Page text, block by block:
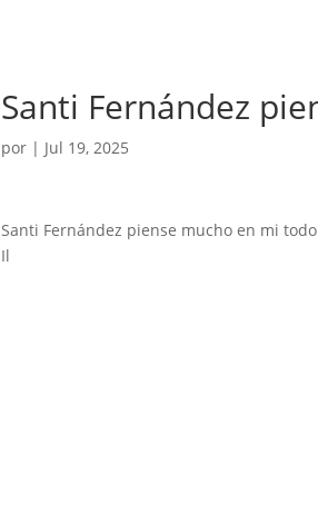
Santi Fernández
por | Jul 19, 2025
Santi Fernández piense mucho en mi
Il